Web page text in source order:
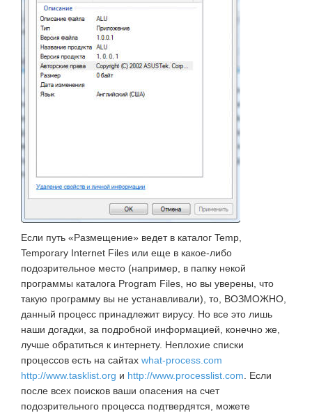
Если путь «Размещение» ведет в каталог Temp,
Temporary Internet Files или еще в какое-либо
подозрительное место (например, в папку некой
программы каталога Program Files, но вы уверены, что
такую программу вы не устанавливали), то, ВОЗМОЖНО,
данный процесс принадлежит вирусу. Но все это лишь
наши догадки, за подробной информацией, конечно же,
лучше обратиться к интернету. Неплохие списки
процессов есть на сайтах what-process.com
http://www.tasklist.org и http://www.processlist.com. Если
после всех поисков ваши опасения на счет
подозрительного процесса подтвердятся, можете